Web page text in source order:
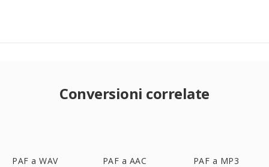
Conversioni correlate
PAF a WAV PAF a AAC PAF a MP3